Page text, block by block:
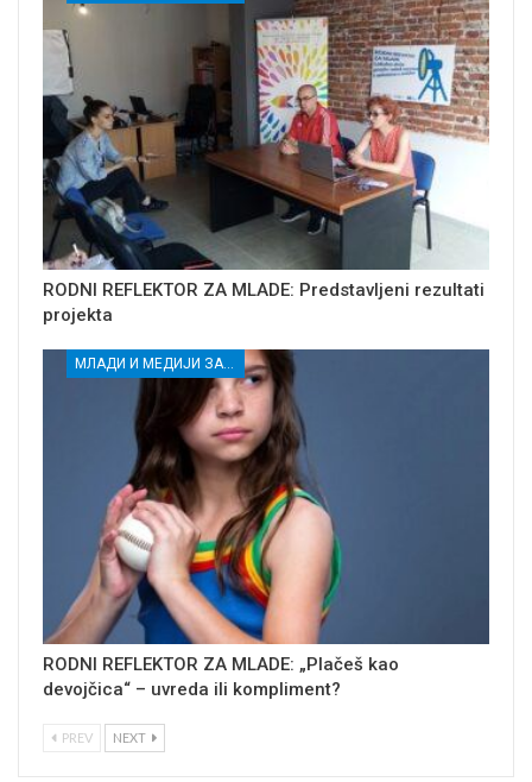
RODNI REFLEKTOR ZA MLADE: Predstavljeni rezultati
projekta
МЛАДИ И МЕДИЈИ ЗА ДЕМОКРАТСКИ РАЗВОЈ
RODNI REFLEKTOR ZA MLADE: „Plačeš kao
devojčica“ – uvreda ili kompliment?
PREV NEXT